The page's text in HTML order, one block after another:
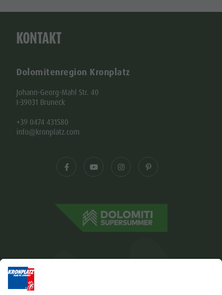
KONTAKT
Dolomitenregion Kronplatz
Johann-Georg-Mahl Str. 40
I-39031 Bruneck
+39 0474 431580
info@kronplatz.com